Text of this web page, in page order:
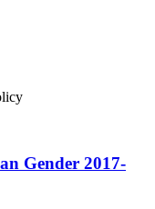
Gender 2017-